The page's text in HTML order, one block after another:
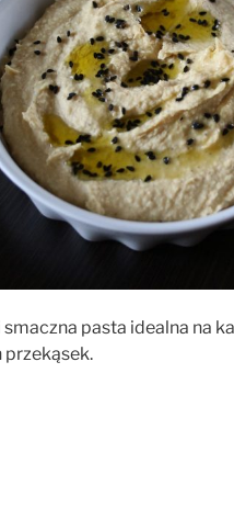
smaczna pasta idealna na